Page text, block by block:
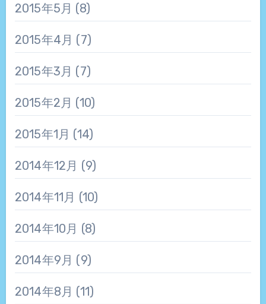
2015年5月 (8)
2015年4月 (7)
2015年3月 (7)
2015年2月 (10)
2015年1月 (14)
2014年12月 (9)
2014年11月 (10)
2014年10月 (8)
2014年9月 (9)
2014年8月 (11)